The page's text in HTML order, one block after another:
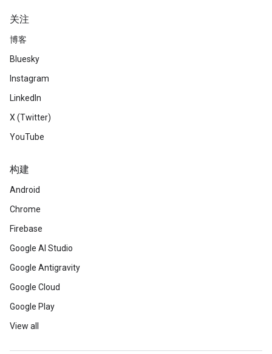
关注
博客
Bluesky
Instagram
LinkedIn
X (Twitter)
YouTube
构建
Android
Chrome
Firebase
Google AI Studio
Google Antigravity
Google Cloud
Google Play
View all